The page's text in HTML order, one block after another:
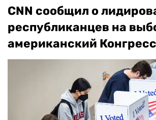
CNN сообщил о
республиканцев на
американский Конгресс